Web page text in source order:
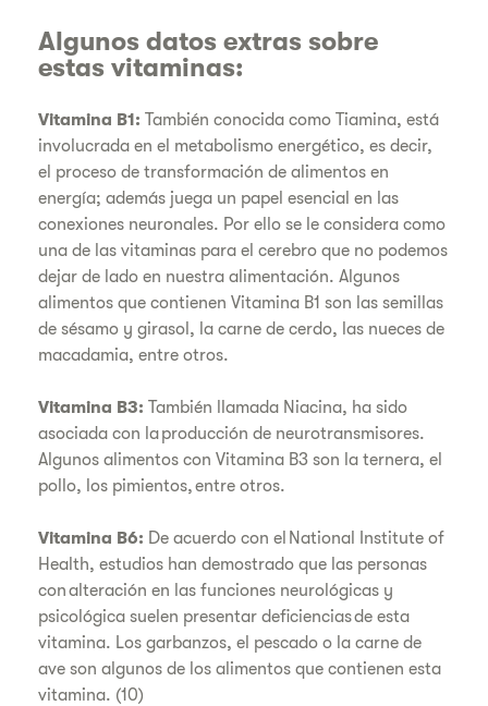
Algunos datos extras sobre
estas vitaminas:
Vitamina B1: También conocida como Tiamina, está
involucrada en el metabolismo energético, es decir,
el proceso de transformación de alimentos en
energía; además juega un papel esencial en las
conexiones neuronales. Por ello se le considera como
una de las vitaminas para el cerebro que no podemos
dejar de lado en nuestra alimentación. Algunos
alimentos que contienen Vitamina B1 son las semillas
de sésamo y girasol, la carne de cerdo, las nueces de
macadamia, entre otros.
Vitamina B3: También llamada Niacina, ha sido
asociada con la producción de neurotransmisores.
Algunos alimentos con Vitamina B3 son la ternera, el
pollo, los pimientos, entre otros.
Vitamina B6: De acuerdo con el National Institute of
Health, estudios han demostrado que las personas
con alteración en las funciones neurológicas y
psicológica suelen presentar deficiencias de esta
vitamina. Los garbanzos, el pescado o la carne de
ave son algunos de los alimentos que contienen esta
vitamina. (10)